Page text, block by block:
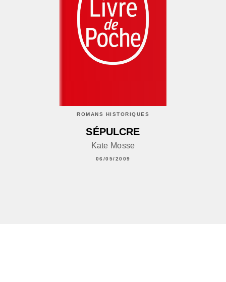
ROMANS HISTORIQUES
SÉPULCRE
Kate Mosse
06/05/2009